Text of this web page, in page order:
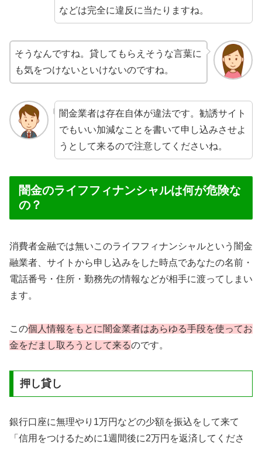
などは完全に違反に当たりますね。
そうなんですね。貸してもらえそうな言葉に
も気をつけないといけないのですね。
闇金業者は存在自体が違法です。勧誘サイト
でもいい加減なことを書いて申し込みさせよ
うとして来るので注意してくださいね。
闇金のライフフィナンシャルは何が危険な
の？
消費者金融では無いこのライフフィナンシャルという闇金
融業者、サイトから申し込みをした時点であなたの名前・
電話番号・住所・勤務先の情報などが相手に渡ってしまい
ます。
この個人情報をもとに闇金業者はあらゆる手段を使ってお
金をだまし取ろうとして来るのです。
押し貸し
銀行口座に無理やり1万円などの少額を振込をして来て
「信用をつけるために1週間後に2万円を返済してくださ